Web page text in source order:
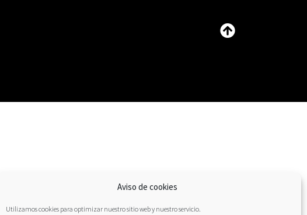
Aviso de cookies
Utilizamos cookies para optimizar nuestro sitio web y nuestro servicio.